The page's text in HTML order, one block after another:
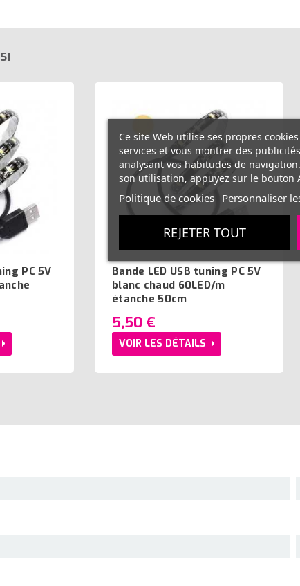
PC 5V
Bande LED USB tuning PC 5V
blanc chaud 60LED/m
étanche 50cm
5,50 €
VOIR LES DÉTAILS
Ce site Web utilise ses propres
services et vous montrer des
analysant vos habitudes de
son utilisation, appuyez sur le bouton
Politique de cookies Personnaliser
REJETER TOUT